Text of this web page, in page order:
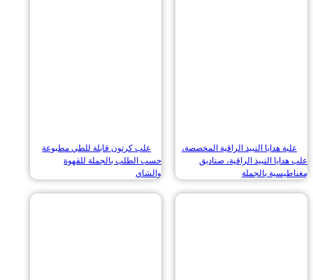
هدايا النبيذ الراقية المخصصة،
النبيذ الراقية، صناديق
بالجملة
علب كرتون قابلة للطي مطبوعة
حسب الطلب بالجملة للقهوة
والشاي